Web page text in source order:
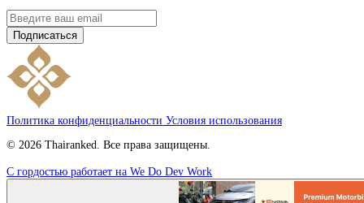
Подписаться
Политика конфиденциальности Условия использования
© 2026 Thairanked. Все права защищены.
С гордостью работает на We Do Dev Work